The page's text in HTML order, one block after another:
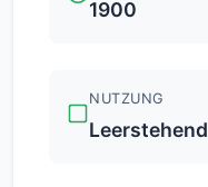
1900
NUTZUNG
Leerstehend